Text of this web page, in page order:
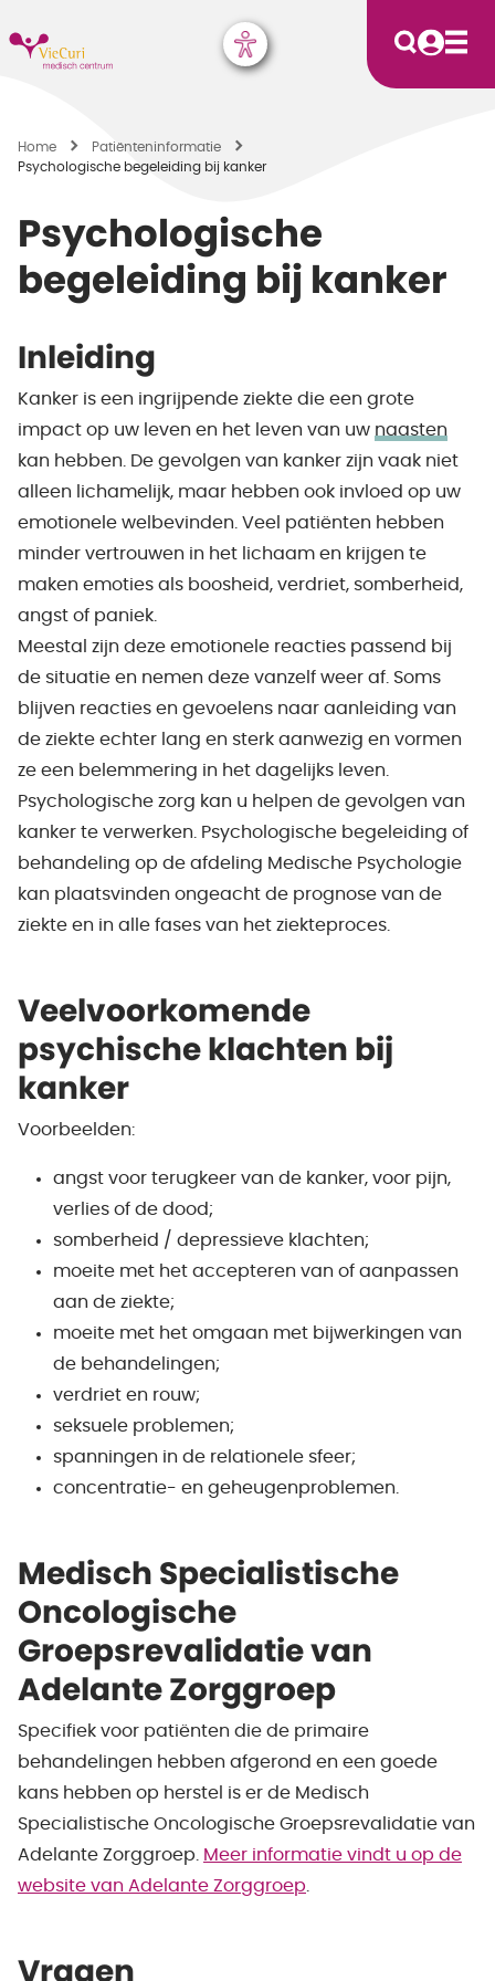
Home
Patiënten­informatie
Psychologische begeleiding bij kanker
Psychologische
begeleiding bij kanker
Inleiding
Kanker is een ingrijpende ziekte die een grote
impact op uw leven en het leven van uw naasten
kan hebben. De gevolgen van kanker zijn vaak niet
alleen lichamelijk, maar hebben ook invloed op uw
emotionele welbevinden. Veel patiënten hebben
minder vertrouwen in het lichaam en krijgen te
maken emoties als boosheid, verdriet, somberheid,
angst of paniek.
Meestal zijn deze emotionele reacties passend bij
de situatie en nemen deze vanzelf weer af. Soms
blijven reacties en gevoelens naar aanleiding van
de ziekte echter lang en sterk aanwezig en vormen
ze een belemmering in het dagelijks leven.
Psychologische zorg kan u helpen de gevolgen van
kanker te verwerken. Psychologische begeleiding of
behandeling op de afdeling Medische Psychologie
kan plaatsvinden ongeacht de prognose van de
ziekte en in alle fases van het ziekteproces.
Veelvoorkomende
psychische klachten bij
kanker
Voorbeelden:
angst voor terugkeer van de kanker, voor pijn,
verlies of de dood;
somberheid / depressieve klachten;
moeite met het accepteren van of aanpassen
aan de ziekte;
moeite met het omgaan met bijwerkingen van
de behandelingen;
verdriet en rouw;
seksuele problemen;
spanningen in de relationele sfeer;
concentratie- en geheugenproblemen.
Medisch Specialistische
Oncologische
Groepsrevalidatie van
Adelante Zorggroep
Specifiek voor patiënten die de primaire
behandelingen hebben afgerond en een goede
kans hebben op herstel is er de Medisch
Specialistische Oncologische Groepsrevalidatie van
Adelante Zorggroep.
Meer informatie vindt u op de
website van Adelante Zorggroep
Vragen